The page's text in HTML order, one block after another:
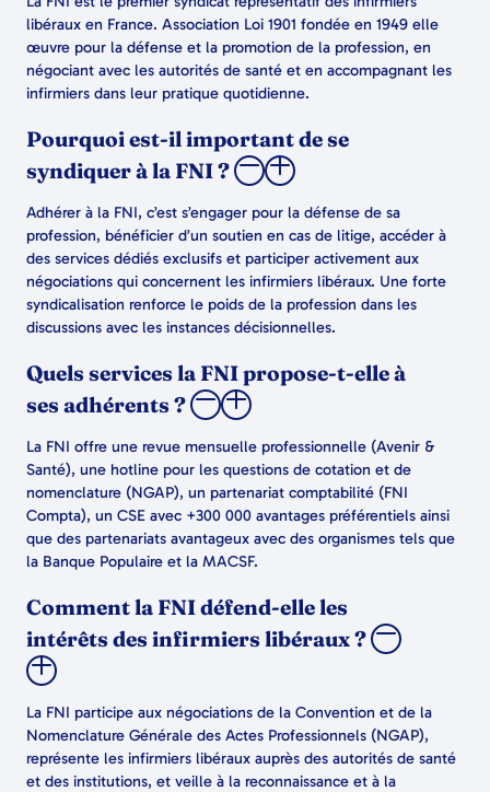
libéraux en France. Association Loi 1901 fondée en 1949 elle
œuvre pour la défense et la promotion de la profession, en
négociant avec les autorités de santé et en accompagnant les
infirmiers dans leur pratique quotidienne.
Pourquoi est-il important de se
syndiquer à la FNI ?
Adhérer à la FNI, c’est s’engager pour la défense de sa
profession, bénéficier d’un soutien en cas de litige, accéder à
des services dédiés exclusifs et participer activement aux
négociations qui concernent les infirmiers libéraux. Une forte
syndicalisation renforce le poids de la profession dans les
discussions avec les instances décisionnelles.
Quels services la FNI propose-t-elle à
ses adhérents ?
La FNI offre une revue mensuelle professionnelle (Avenir &
Santé), une hotline pour les questions de cotation et de
nomenclature (NGAP), un partenariat comptabilité (FNI
Compta), un CSE avec +300 000 avantages préférentiels ainsi
que des partenariats avantageux avec des organismes tels que
la Banque Populaire et la MACSF.
Comment la FNI défend-elle les
intérêts des infirmiers libéraux ?
La FNI participe aux négociations de la Convention et de la
Nomenclature Générale des Actes Professionnels (NGAP),
représente les infirmiers libéraux auprès des autorités de santé
et des institutions, et veille à la reconnaissance et à la